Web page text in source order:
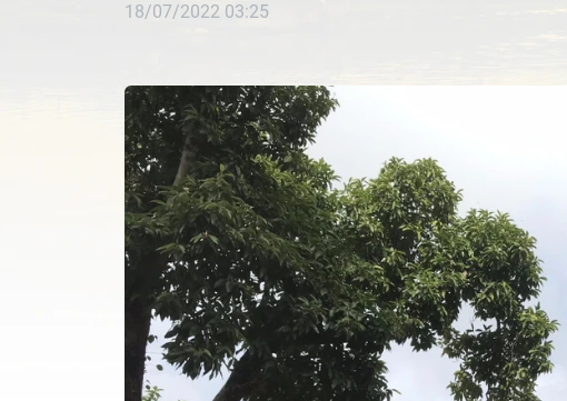
18/07/2022 03:25